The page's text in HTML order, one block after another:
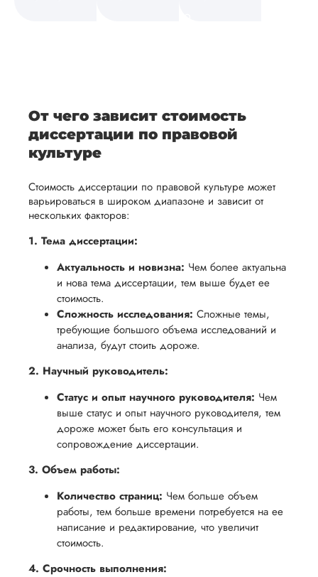
а также
темы.
готовы
предоставить
подготовке
презентации
и речи
перед
защитой.
Наша
обеспечить
вам
уверенность
в своей
работе и
помочь
вам
успешно
пройти
защиты
научной
работы.
и
проведения
проверки
работы,
установленная
сумма
будет
возвращена
Мы
стремимся
осуществлять
процесс
возврата
способом,
для вас,
разумные
после
утверждения
запроса
возврат.
работы. В
начале
мы
обсудим
и
договоримся
выполнения,
чтобы
учесть
все
аспекты
написания
От чего зависит стоимость
диссертации по правовой
культуре
Стоимость диссертации по правовой культуре может
варьироваться в широком диапазоне и зависит от
нескольких факторов:
1. Тема диссертации:
Актуальность и новизна: Чем более актуальна
и нова тема диссертации, тем выше будет ее
стоимость.
Сложность исследования: Сложные темы,
требующие большого объема исследований и
анализа, будут стоить дороже.
2. Научный руководитель:
Статус и опыт научного руководителя: Чем
выше статус и опыт научного руководителя, тем
дороже может быть его консультация и
сопровождение диссертации.
3. Объем работы:
Количество страниц: Чем больше объем
работы, тем больше времени потребуется на ее
написание и редактирование, что увеличит
стоимость.
4. Срочность выполнения: